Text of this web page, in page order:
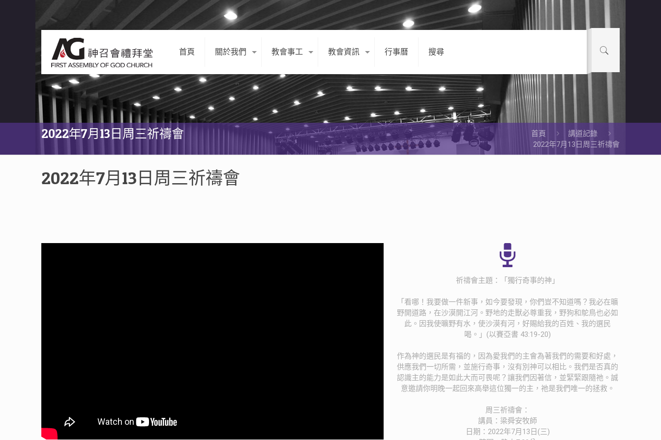
首頁 關於我們 教會事工 教會資訊 行事曆 搜尋
2022年7月13日周三祈禱會 首頁
講道記錄
2022年7月13日周三祈禱會
2022年7月13日周三祈禱會
祈禱會主題：「獨行奇事的神」
「看哪！我要做一件新事，如今要發現，你們豈不知道嗎？我必在曠
野開道路，在沙漠開江河。野地的走獸必尊重我，野狗和鴕鳥也必如
此。因我使曠野有水，使沙漠有河，好賜給我的百姓、我的選民
喝。」(以賽亞書 43:19-20)
作為神的選民是有福的，因為愛我們的主會為著我們的需要和好處，
供應我們一切所需，並施行奇事，沒有別神可以相比。我們是否真的
認識主的能力是如此大而可畏呢？讓我們因著信，並緊緊跟隨祂。誠
意邀請你明晚一起回來高舉這位獨一的主，祂是我們唯一的拯救。
周三祈禱會：
講員：梁舜安牧師
日期：2022年7月13日(三)